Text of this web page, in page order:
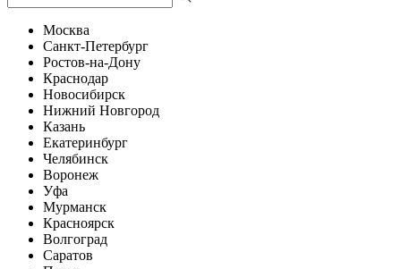
Москва
Санкт-Петербург
Ростов-на-Дону
Краснодар
Новосибирск
Нижний Новгород
Казань
Екатеринбург
Челябинск
Воронеж
Уфа
Мурманск
Красноярск
Волгоград
Саратов